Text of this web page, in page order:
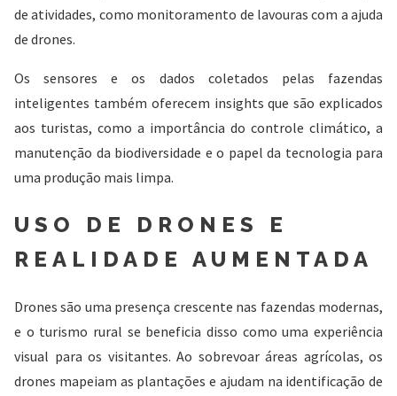
de atividades, como monitoramento de lavouras com a ajuda
de drones.
Os sensores e os dados coletados pelas fazendas
inteligentes também oferecem insights que são explicados
aos turistas, como a importância do controle climático, a
manutenção da biodiversidade e o papel da tecnologia para
uma produção mais limpa.
USO DE DRONES E
REALIDADE AUMENTADA
Drones são uma presença crescente nas fazendas modernas,
e o turismo rural se beneficia disso como uma experiência
visual para os visitantes. Ao sobrevoar áreas agrícolas, os
drones mapeiam as plantações e ajudam na identificação de